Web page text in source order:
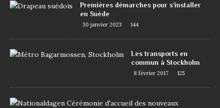
Premières démarches pour s’installer
en Suède
30 janvier 2023 144
Les transports en
commun à Stockholm
8 février 2017 125